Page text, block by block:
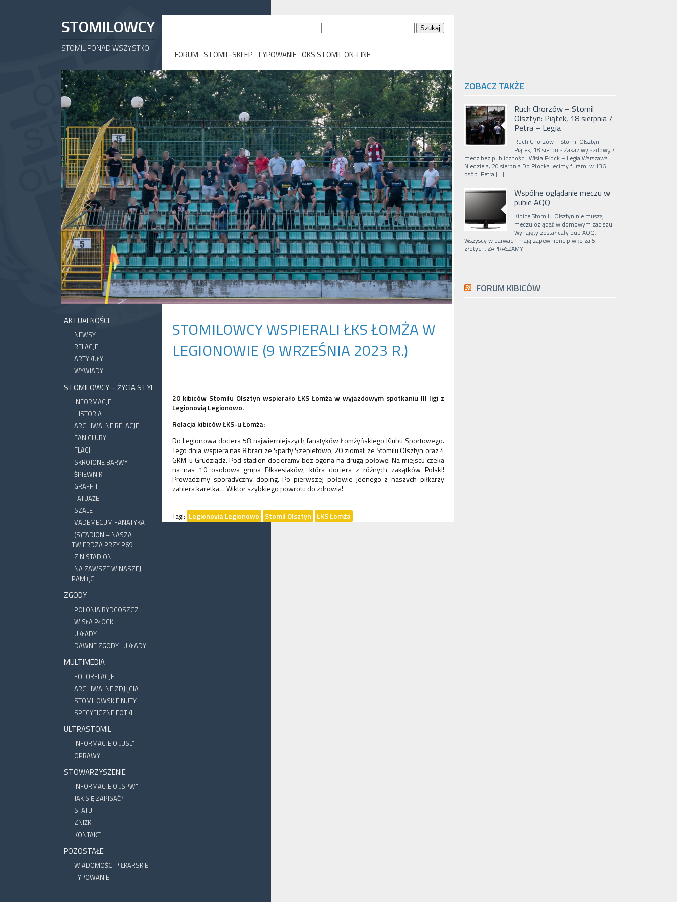
STOMILOWCY
STOMIL PONAD WSZYSTKO!
FORUM STOMIL-SKLEP TYPOWANIE OKS STOMIL ON-LINE
AKTUALNOŚCI
NEWSY
RELACJE
ARTYKUŁY
WYWIADY
STOMILOWCY – ŻYCIA STYL
INFORMACJE
HISTORIA
ARCHIWALNE RELACJE
FAN CLUBY
FLAGI
SKROJONE BARWY
ŚPIEWNIK
GRAFFITI
TATUAŻE
SZALE
VADEMECUM FANATYKA
(S)TADION – NASZA
TWIERDZA PRZY P69
ZIN STADION
NA ZAWSZE W NASZEJ
PAMIĘCI
ZGODY
POLONIA BYDGOSZCZ
WISŁA PŁOCK
UKŁADY
DAWNE ZGODY I UKŁADY
MULTIMEDIA
FOTORELACJE
ARCHIWALNE ZDJĘCIA
STOMILOWSKIE NUTY
SPECYFICZNE FOTKI
ULTRASTOMIL
INFORMACJE O „USL”
OPRAWY
STOWARZYSZENIE
INFORMACJE O „SPW”
JAK SIĘ ZAPISAĆ?
STATUT
ZNIŻKI
KONTAKT
POZOSTAŁE
WIADOMOŚCI PIŁKARSKIE
TYPOWANIE
STOMILOWCY WSPIERALI ŁKS ŁOMŻA W
LEGIONOWIE (9 WRZEŚNIA 2023 R.)
20 kibiców Stomilu Olsztyn wspierało ŁKS Łomża w wyjazdowym spotkaniu III ligi z
Legionovią Legionowo.
Relacja kibiców ŁKS-u Łomża:
Do Legionowa dociera 58 najwierniejszych fanatyków Łomżyńskiego Klubu Sportowego.
Tego dnia wspiera nas 8 braci ze Sparty Szepietowo, 20 ziomali ze Stomilu Olsztyn oraz 4
GKM-u Grudziądz. Pod stadion docieramy bez ogona na drugą połowę. Na miejscu czeka
na nas 10 osobowa grupa Ełkaesiaków, która dociera z różnych zakątków Polski!
Prowadzimy sporadyczny doping. Po pierwszej połowie jednego z naszych piłkarzy
zabiera karetka… Wiktor szybkiego powrotu do zdrowia!
Tagi: Legionovia Legionowo Stomil Olsztyn ŁKS Łomża
ZOBACZ TAKŻE
Ruch Chorzów – Stomil
Olsztyn: Piątek, 18 sierpnia /
Petra – Legia
Ruch Chorzów – Stomil Olsztyn:
Piątek, 18 sierpnia Zakaz wyjazdowy /
mecz bez publiczności. Wisła Płock – Legia Warszawa:
Niedziela, 20 sierpnia Do Płocka lecimy furami w 136
osób. Petra […]
Wspólne oglądanie meczu w
pubie AQQ
Kibice Stomilu Olsztyn nie muszą
meczu oglądać w domowym zaciszu.
Wynajęty został cały pub AQQ.
Wszyscy w barwach mają zapewnione piwko za 5
złotych. ZAPRASZAMY!
FORUM KIBICÓW